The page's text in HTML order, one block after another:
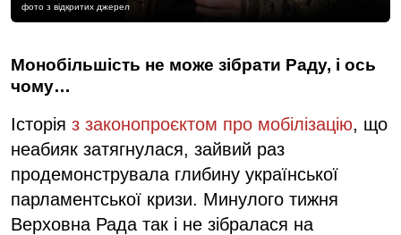
фото з відкритих джерел
Монобільшість не може зібрати Раду, і ось
чому…
Історія з законопроєктом про мобілізацію, що
неабияк затягнулася, зайвий раз
продемонструвала глибину української
парламентської кризи. Минулого тижня
Верховна Рада так і не зібралася на